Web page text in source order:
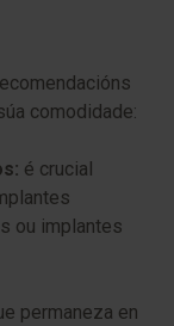
comodidade:
é crucial
ou implantes
permaneza en